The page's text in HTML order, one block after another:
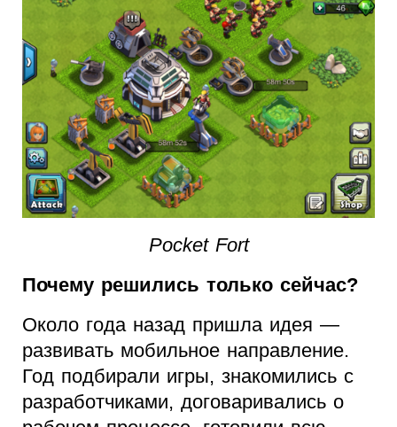
Pocket Fort
Почему решились только сейчас?
Около года назад пришла идея —
развивать мобильное направление.
Год подбирали игры, знакомились с
разработчиками, договаривались о